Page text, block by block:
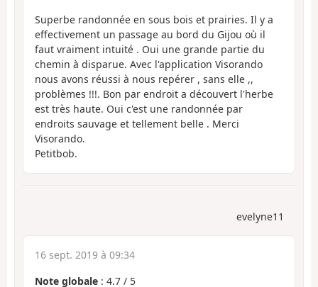
Superbe randonnée en sous bois et prairies. Il y a
effectivement un passage au bord du Gijou où il
faut vraiment intuité . Oui une grande partie du
chemin à disparue. Avec l'application Visorando
nous avons réussi à nous repérer , sans elle ,,
problèmes !!!. Bon par endroit a découvert l'herbe
est très haute. Oui c'est une randonnée par
endroits sauvage et tellement belle . Merci
Visorando.
Petitbob.
evelyne11
16 sept. 2019 à 09:34
Note globale : 4.7 / 5